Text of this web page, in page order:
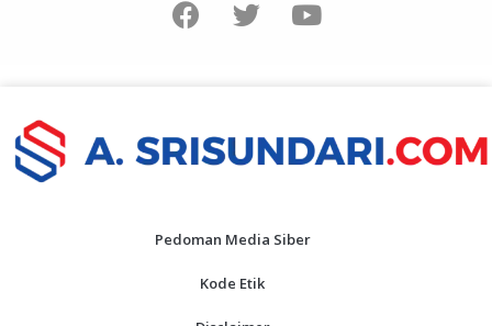
Pedoman Media Siber
Kode Etik